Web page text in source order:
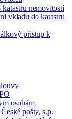
katastru nemovitostí
vkladu do katastru
přístup k
osobám
pošty, s.p.